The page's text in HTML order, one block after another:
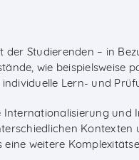
der Studierenden – in
wie beispielsweise
Lern- und
Internationalisierung
weitere